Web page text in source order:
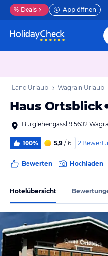
% Deals App öffnen
Land Urlaub Wagrain Urlaub
Haus Ortsblick
Burglehengassl 9 5602
100% 5,9 / 6 2
Bewerten Hochladen
Hotelübersicht